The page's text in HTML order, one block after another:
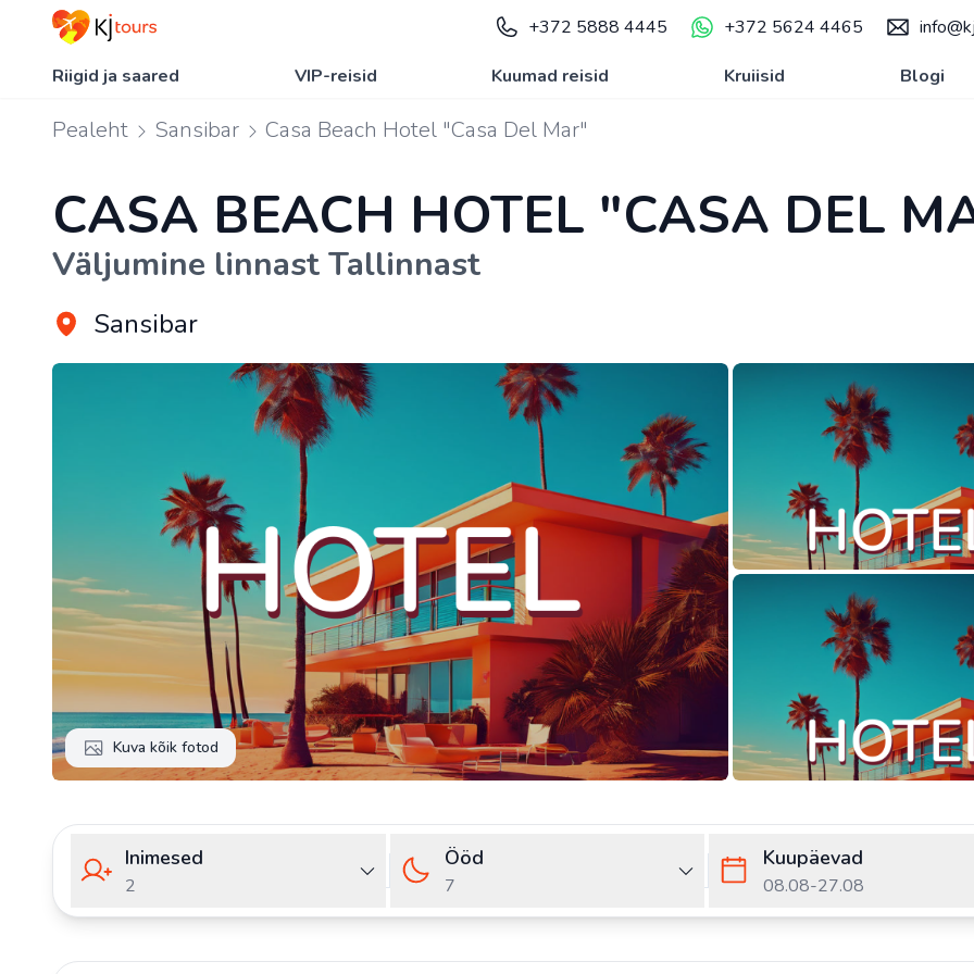
+372 5888 4445 +372 5624 4465
Riigid ja saared VIP-reisid Kuumad reisid Kruiisid Blogi
Pealeht Sansibar Casa Beach Hotel "Casa Del Mar"
CASA BEACH HOTEL "CASA DEL
Väljumine linnast Tallinnast
Sansibar
Kuva kõik fotod
Inimesed
2
Ööd
7
Kuupäevad
08.08-27.08